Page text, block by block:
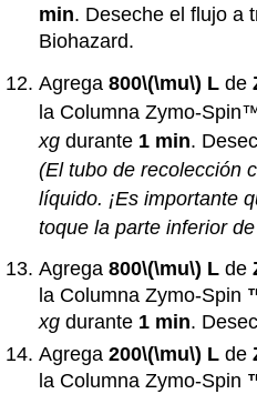
min. Deseche el flujo a
Biohazard.
Agrega800\(\mu\) L de
la Columna Zymo-
xg durante 1 min.
(El tubo de recolección
líquido. ¡Es importante
toque la parte inferior
Agrega800\(\mu\) L de
la Columna Zymo-Spin
xg durante 1 min.
Agrega200\(\mu\) L de
la Columna Zymo-Spin